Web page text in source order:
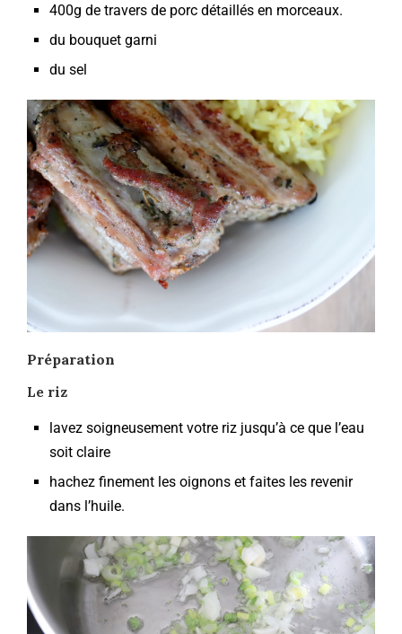
400g de travers de porc détaillés en morceaux.
du bouquet garni
du sel
Préparation
Le riz
lavez soigneusement votre riz jusqu’à ce que l’eau
soit claire
hachez finement les oignons et faites les revenir
dans l’huile.